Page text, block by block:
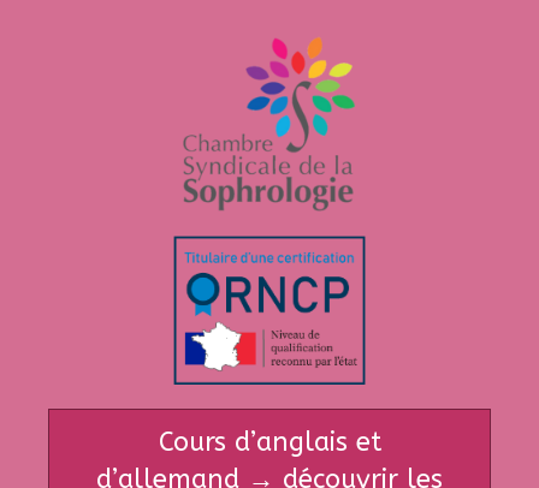
Cours d’anglais et
d’allemand → découvrir les